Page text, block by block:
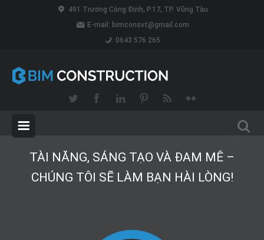
491 Trương Công Định, P.17, TP. Vũng Tàu
E-mail: bimconsvt@gmail.com
0643 576 265
TÀI NĂNG, SÁNG TẠO VÀ ĐAM MÊ –
CHÚNG TÔI SẼ LÀM BẠN HÀI LÒNG!